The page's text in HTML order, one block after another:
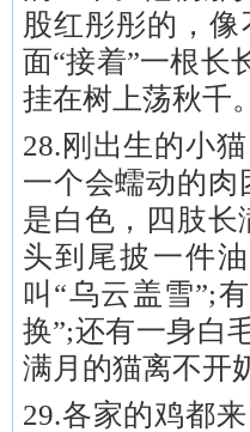
股红彤彤的，
面“接着”一根长
挂在树上荡秋千。
28.刚出生的小
一个会蠕动的
是白色，四肢
头到尾披一件
叫“乌云盖雪”;
换”;还有一身白
满月的猫离不开
29.各家的鸡都